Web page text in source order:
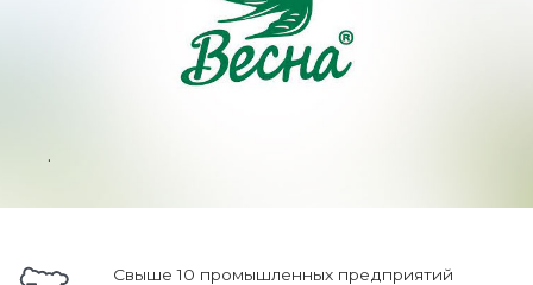
.
Свыше 10 промышленных предприятий